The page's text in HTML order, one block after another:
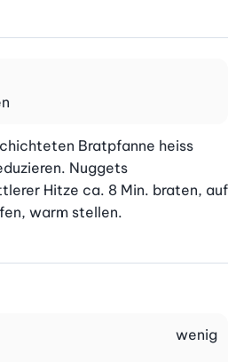
Bratpfanne heiss
Nuggets
Hitze ca. 8 Min. braten, auf
warm stellen.
wenig